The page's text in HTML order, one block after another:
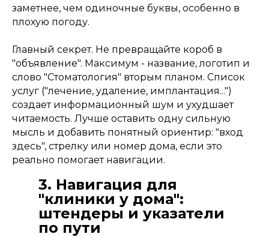
заметнее, чем одиночные буквы, особенно в
плохую погоду.
Главный секрет. Не превращайте короб в
"объявление". Максимум - название, логотип и
слово "Стоматология" вторым планом. Список
услуг ("лечение, удаление, имплантация...")
создает информационный шум и ухудшает
читаемость. Лучше оставить одну сильную
мысль и добавить понятный ориентир: "вход
здесь", стрелку или номер дома, если это
реально помогает навигации.
3. Навигация для
"клиники у дома":
штендеры и указатели
по пути